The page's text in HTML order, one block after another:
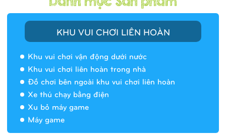
KHU VUI CHƠI LIÊN HOÀN
Khu vui chơi vận động dưới nước
Khu vui chơi liên hoàn trong nhà
Đồ chơi bên ngoài khu vui chơi liên hoàn
Xe thú chạy bằng điện
Xu bỏ máy game
Máy game